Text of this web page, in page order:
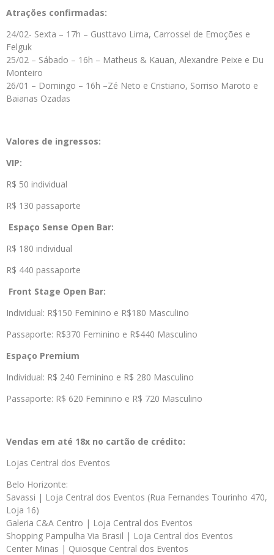
Atrações confirmadas:
24/02- Sexta – 17h – Gusttavo Lima, Carrossel de Emoções e
Felguk
25/02 – Sábado – 16h – Matheus & Kauan, Alexandre Peixe e Du
Monteiro
26/01 – Domingo – 16h –Zé Neto e Cristiano, Sorriso Maroto e
Baianas Ozadas
Valores de ingressos:
VIP:
R$ 50 individual
R$ 130 passaporte
Espaço Sense Open Bar:
R$ 180 individual
R$ 440 passaporte
Front Stage Open Bar:
Individual: R$150 Feminino e R$180 Masculino
Passaporte: R$370 Feminino e R$440 Masculino
Espaço Premium
Individual: R$ 240 Feminino e R$ 280 Masculino
Passaporte: R$ 620 Feminino e R$ 720 Masculino
Vendas em até 18x no cartão de crédito:
Lojas Central dos Eventos
Belo Horizonte:
Savassi | Loja Central dos Eventos (Rua Fernandes Tourinho 470,
Loja 16)
Galeria C&A Centro | Loja Central dos Eventos
Shopping Pampulha Via Brasil | Loja Central dos Eventos
Center Minas | Quiosque Central dos Eventos